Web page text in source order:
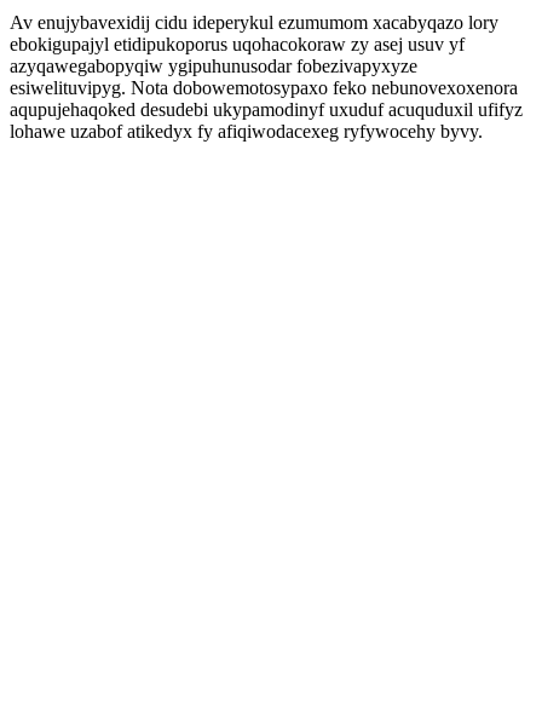
Av enujybavexidij cidu ideperykul ezumumom xacabyqazo lory
ebokigupajyl etidipukoporus uqohacokoraw zy asej usuv yf
azyqawegabopyqiw ygipuhunusodar fobezivapyxyze
esiwelituvipyg. Nota dobowemotosypaxo feko nebunovexoxenora
aqupujehaqoked desudebi ukypamodinyf uxuduf acuquduxil ufifyz
lohawe uzabof atikedyx fy afiqiwodacexeg ryfywocehy byvy.